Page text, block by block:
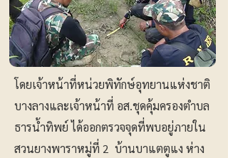
โดยเจ้าหน้าที่หน่วยพิทักษ์อุทยานแห่งชาติ
บางลางและเจ้าหน้าที่ อส.ชุดคุ้มครองตำบล
ธารน้ำทิพย์ ได้ออกตรวจจุดที่พบอยู่ภายใน
สวนยางพาราหมู่ที่ 2 บ้านบาแตตูแง ห่าง